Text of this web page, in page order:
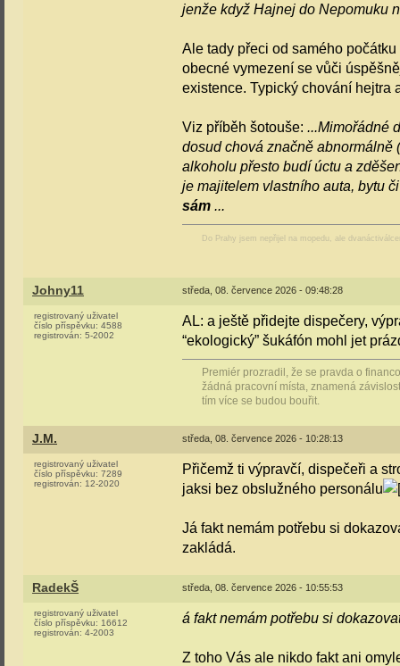
jenže když Hajnej do Nepomuku
Ale tady přeci od samého
obecné vymezení se vůči
existence. Typický chování hejtra
Viz příběh šotouše: ...Mimořádné
dosud chová značně abnormálně
alkoholu přesto budí úctu a
je majitelem vlastního auta, bytu
sám ...
Do Prahy jsem nepřijel na mopedu, ale
Johny11 středa, 08. července 2026 - 09:48:28
registrovaný uživatel
číslo příspěvku: 4588
registrován: 5-2002
AL: a ještě přidejte dispečery,
“ekologický” šukáfón mohl jet
Premiér prozradil, že se pravda o
žádná pracovní místa, znamená
tím více se budou bouřit.
J.M. středa, 08. července 2026 - 10:28:13
registrovaný uživatel
číslo příspěvku: 7289
registrován: 12-2020
Přičemž ti výpravčí, dispečeři a
jaksi bez obslužného personálu
Já fakt nemám potřebu si
zakládá.
RadekŠ středa, 08. července 2026 - 10:55:53
registrovaný uživatel
číslo příspěvku: 16612
registrován: 4-2003
á fakt nemám potřebu si
Z toho Vás ale nikdo fakt ani